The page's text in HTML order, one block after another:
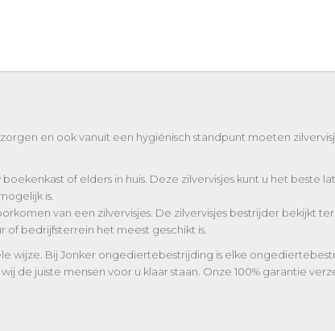
en ook vanuit een hygiënisch standpunt moeten
of elders in huis. Deze zilvervisjes kunt u het beste
is.
van een zilvervisjes. De zilvervisjes bestrijder bekijkt
of bedrijfsterrein het meest geschikt is.
wijze. Bij Jonker ongediertebestrijding is elke
juiste mensen voor u klaar staan. Onze 100% garantie